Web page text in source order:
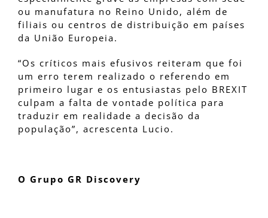
ou manufatura no Reino Unido, além de
filiais ou centros de distribuição em países
da União Europeia.
“Os críticos mais efusivos reiteram que foi
um erro terem realizado o referendo em
primeiro lugar e os entusiastas pelo BREXIT
culpam a falta de vontade política para
traduzir em realidade a decisão da
população”, acrescenta Lucio.
O Grupo GR Discovery